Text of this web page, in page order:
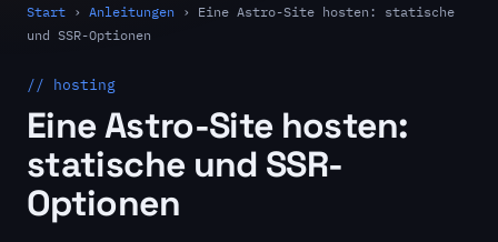
Start › Anleitungen › Eine Astro-Site hosten: statische
und SSR-Optionen
// hosting
Eine Astro-Site hosten:
statische und SSR-
Optionen